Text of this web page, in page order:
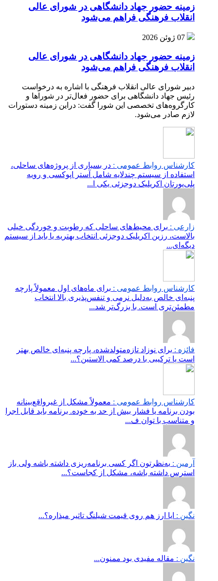
زمینه حضور جهاد دانشگاهی در شورای عالی
انقلاب فرهنگی فراهم می‌شود
07 ژوئن 2026
زمینه حضور جهاد دانشگاهی در شورای عالی
انقلاب فرهنگی فراهم می‌شود
دبیر شورای عالی انقلاب فرهنگی با اشاره به درخواست
رئیس جهاد دانشگاهی برای حضور فعال‌تر در شوراها و
کارگروه‌های تخصصی این شورا گفت: دراین زمینه دستورات
لازم صادر می‌شود.
کارشناس روابط عمومی : در بسیاری از پروژه‌های ساحلی،
استفاده از سیستم چندلایه شامل آستر اپوکسی و رویه
پلی‌یورتان اکریلیک دوجزئی یکی ا...
زارعی : برای محیط‌های ساحلی که رطوبت و خوردگی خیلی
بالاست، رزین اکریلیک دوجزئی انتخاب بهتریه یا باید از سیستم
دیگه‌ای...
کارشناس روابط عمومی : برای ماه‌های اول معمولاً پارچه
پنبه‌ای خالص به‌دلیل نرمی و تنفس‌پذیری بالا انتخاب
مطمئن‌تری است. با بزرگ‌تر شد...
فائزه : برای نوزاد تازه‌متولدشده، پارچه پنبه‌ای خالص بهتر
است یا ترکیبی با درصد کمی الاستین؟...
کارشناس روابط عمومی : معمولاً مشکل از غیرواقع‌بینانه
بودن برنامه یا فشار بیش از حد به خوده. برنامه باید قابل اجرا
و متناسب با توان ف...
آرمین : به‌نظرتون اگر کسی برنامه‌ریزی داشته باشه ولی باز
استرس داشته باشه، مشکل از کجاست؟...
نگین : ایا ارز هم روی قیمت شیلنگ تاثیر میذاره؟...
نگین : مقاله مفیدی بود ممنون...